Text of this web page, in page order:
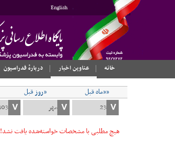
English
خانه
عناوین اخبار دربارهٔ فدراسیون
««ماه قبل «روز قبل
هیچ مطلبی با مشخصات خواسته‌شده یافت نشد!